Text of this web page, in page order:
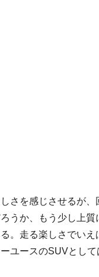
さを感じさせるが
うか、もう少し上
。走る楽しさでい
ユースのSUVとし